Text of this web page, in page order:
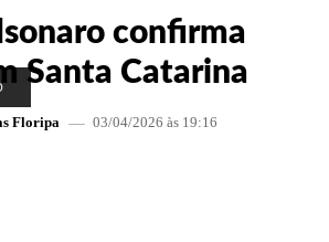
confirma
Santa Catarina
Floripa 03/04/2026 às 19:16